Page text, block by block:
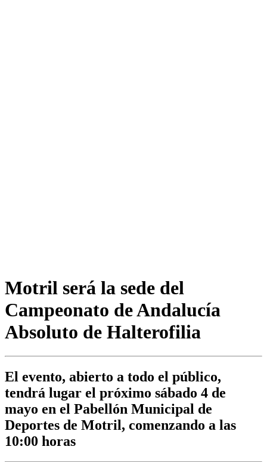
Motril será la sede del
Campeonato de Andalucía
Absoluto de Halterofilia
El evento, abierto a todo el público,
tendrá lugar el próximo sábado 4 de
mayo en el Pabellón Municipal de
Deportes de Motril, comenzando a las
10:00 horas